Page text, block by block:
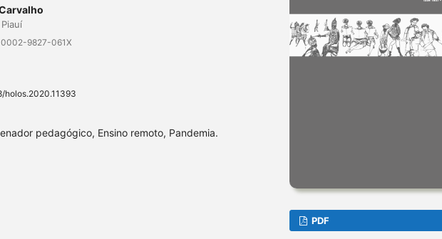
9827-061X
holos.2020.11393
pedagógico, Ensino remoto, Pandemia.
PDF